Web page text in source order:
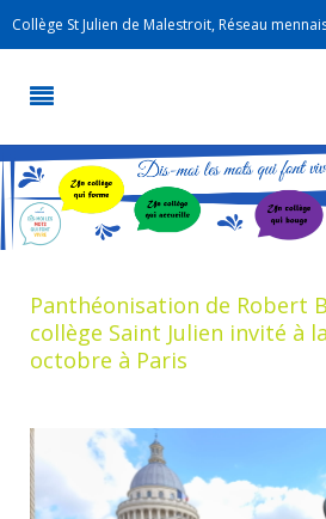
Collège St Julien de Malestroit, Réseau
Panthéonisation de Robert
collège Saint Julien invité à
octobre à Paris